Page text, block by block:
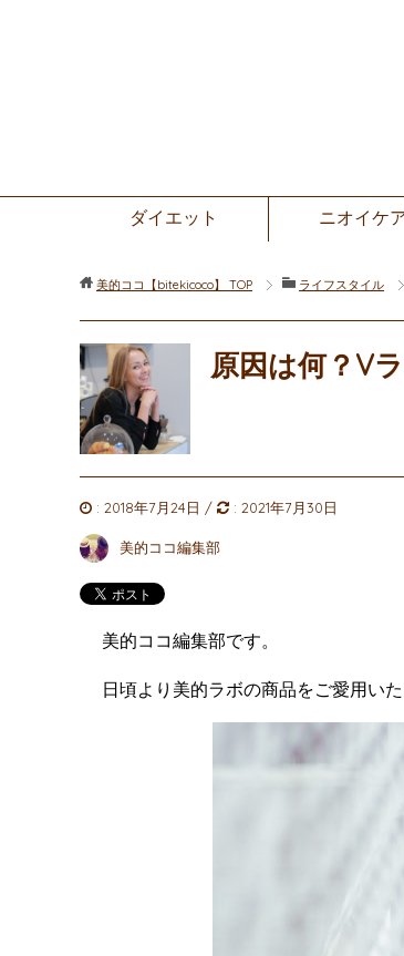
ダイエット ニオイケ
美的ココ【bitekicoco】 TOP ライフスタイル
原因は何？V
: 2018年7月24日 / : 2021年7月30日
美的ココ編集部
美的ココ編集部です。
日頃より美的ラボの商品をご愛用い